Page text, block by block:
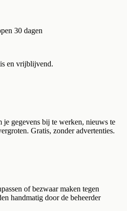
30 dagen
en vrijblijvend.
gegevens bij te werken, nieuws te
Gratis, zonder advertenties.
of bezwaar maken tegen
handmatig door de beheerder